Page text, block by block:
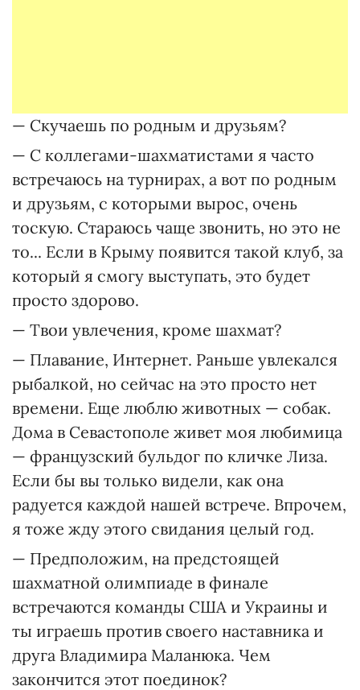
— Скучаешь по родным и друзьям?
— С коллегами-шахматистами я часто
встречаюсь на турнирах, а вот по родным
и друзьям, с которыми вырос, очень
тоскую. Стараюсь чаще звонить, но это не
то... Если в Крыму появится такой клуб, за
который я смогу выступать, это будет
просто здорово.
— Твои увлечения, кроме шахмат?
— Плавание, Интернет. Раньше увлекался
рыбалкой, но сейчас на это просто нет
времени. Еще люблю животных — собак.
Дома в Севастополе живет моя любимица
— французский бульдог по кличке Лиза.
Если бы вы только видели, как она
радуется каждой нашей встрече. Впрочем,
я тоже жду этого свидания целый год.
— Предположим, на предстоящей
шахматной олимпиаде в финале
встречаются команды США и Украины и
ты играешь против своего наставника и
друга Владимира Маланюка. Чем
закончится этот поединок?